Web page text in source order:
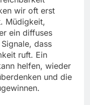
wir oft erst
Müdigkeit,
ein diffuses
dass
ruft. Ein
helfen, wieder
und die